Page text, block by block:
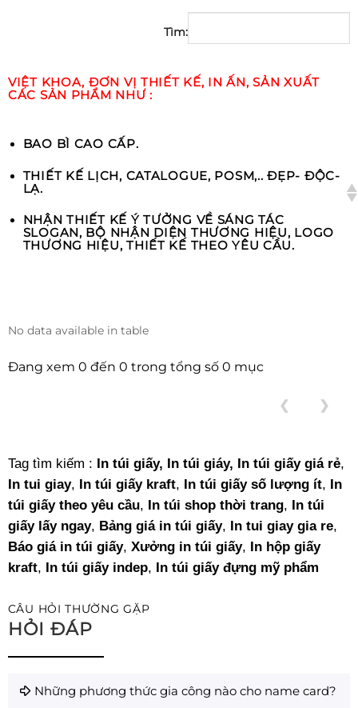
Tìm:
VIỆT KHOA, ĐƠN VỊ THIẾT KẾ, IN ẤN, SẢN XUẤT
CÁC SẢN PHẨM NHƯ :
BAO BÌ CAO CẤP.
THIẾT KẾ LỊCH, CATALOGUE, POSM,.. ĐẸP- ĐỘC-
LẠ.
NHẬN THIẾT KẾ Ý TƯỞNG VỀ SÁNG TÁC
SLOGAN, BỘ NHẬN DIỆN THƯƠNG HIỆU, LOGO
THƯƠNG HIỆU, THIẾT KẾ THEO YÊU CẦU.
No data available in table
Đang xem 0 đến 0 trong tổng số 0 mục
❮ ❯
Tag tìm kiếm : In túi giấy, In túi giáy, In túi giấy giá rẻ,
In tui giay, In túi giấy kraft, In túi giấy số lượng ít, In
túi giấy theo yêu cầu, In túi shop thời trang, In túi
giấy lấy ngay, Bảng giá in túi giấy, In tui giay gia re,
Báo giá in túi giấy, Xưởng in túi giấy, In hộp giấy
kraft, In túi giấy indep, In túi giấy đựng mỹ phẩm
CÂU HỎI THƯỜNG GẶP
HỎI ĐÁP
Những phương thức gia công nào cho name card?